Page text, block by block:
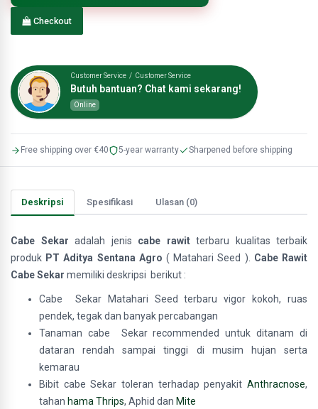
Checkout
Customer Service / Customer Service
Butuh bantuan? Chat kami sekarang!
Online
Free shipping over €40 5-year warranty Sharpened before shipping
Deskripsi Spesifikasi Ulasan (0)
Cabe Sekar adalah jenis cabe rawit terbaru kualitas terbaik
produk PT Aditya Sentana Agro ( Matahari Seed ). Cabe Rawit
Cabe Sekar memiliki deskripsi berikut :
Cabe Sekar Matahari Seed terbaru vigor kokoh, ruas
pendek, tegak dan banyak percabangan
Tanaman cabe Sekar recommended untuk ditanam di
dataran rendah sampai tinggi di musim hujan serta
kemarau
Bibit cabe Sekar toleran terhadap penyakit Anthracnose,
tahan hama Thrips, Aphid dan Mite